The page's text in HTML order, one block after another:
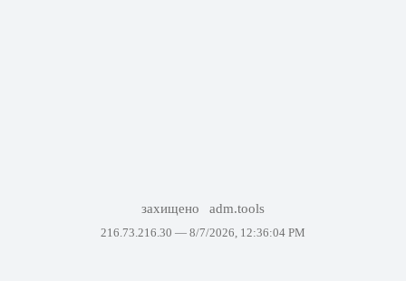
захищено adm.tools
216.73.216.30 — 8/7/2026, 12:36:04 PM